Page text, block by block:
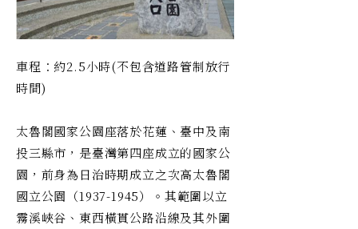
車程：約2.5小時(不包含道路管制放行
時間)
太魯閣國家公園座落於花蓮、臺中及南
投三縣市，是臺灣第四座成立的國家公
園，前身為日治時期成立之次高太魯閣
國立公園（1937-1945）。其範圍以立
霧溪峽谷、東西橫貫公路沿線及其外圍